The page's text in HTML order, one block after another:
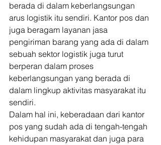
berada di dalam keberlangsungan
arus logistik itu sendiri. Kantor pos dan
juga beragam layanan jasa
pengiriman barang yang ada di dalam
sebuah sektor logistik juga turut
berperan dalam proses
keberlangsungan yang berada di
dalam lingkup aktivitas masyarakat itu
sendiri.
Dalam hal ini, keberadaan dari kantor
pos yang sudah ada di tengah-tengah
kehidupan masyarakat dan juga para